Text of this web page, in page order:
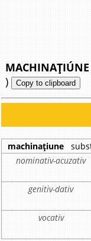
MACHINAȚIÚNE
) Copy to clipboard
machinațiune
nominativ-acuzativ
genitiv-dativ
vocativ